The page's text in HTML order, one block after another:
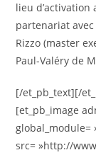
lieu d’activation
partenariat avec
Rizzo (master
Paul-Valéry de
[/et_pb_text][/
[et_pb_image
global_module=
src= »http://